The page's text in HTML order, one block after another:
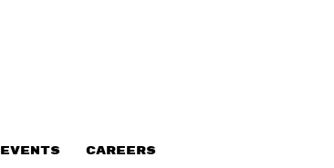
EVENTS CAREERS